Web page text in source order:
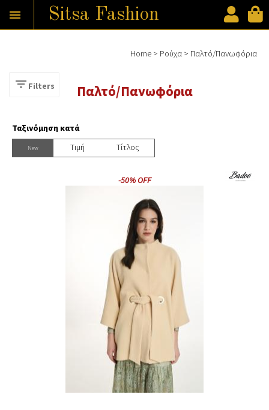
Παράκαμψη προς το κυρίως περιεχόμενο
Sitsa Fashion

Home > Ρούχα > Παλτό/Πανωφόρια
Παλτό/Πανωφόρια
 Filters
Ταξινόμηση κατά
New Tιμή Τίτλος
-50% OFF